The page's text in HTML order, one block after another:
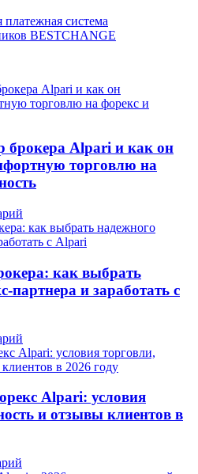
брокера Alpari и как он
торговлю на
как выбрать
партнера и заработать с
Alpari: условия
и отзывы клиентов в